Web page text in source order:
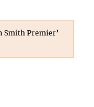
Smith Premier’